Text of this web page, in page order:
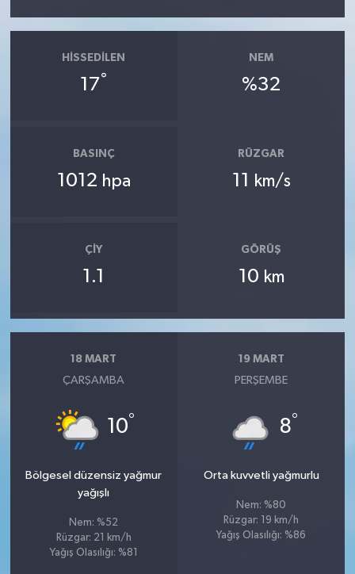
HISSEDILEN
17°
NEM
%32
BASINÇ
1012 hpa
RÜZGAR
11 km/s
ÇIY
1.1
GÖRÜŞ
10 km
18 MART
ÇARŞAMBA
10°
Bölgesel düzensiz yağmur
yağışlı
Nem: %52
Rüzgar: 21 km/h
Yağış Olasılığı: %81
19 MART
PERŞEMBE
8°
Orta kuvvetli yağmurlu
Nem: %80
Rüzgar: 19 km/h
Yağış Olasılığı: %86